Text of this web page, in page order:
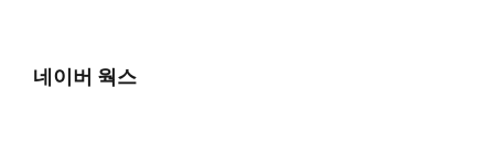
네이버 웍스